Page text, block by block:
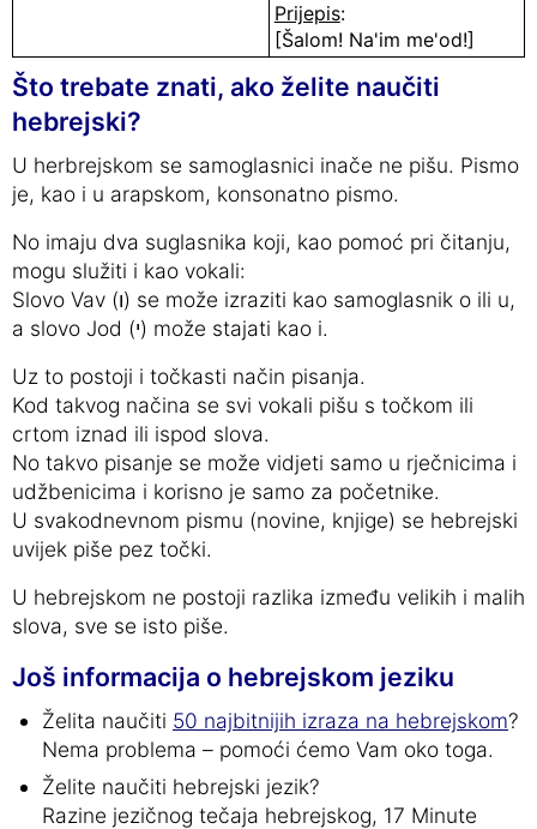
Prijepis:
[Šalom! Na'im me'od!]
Što trebate znati, ako želite naučiti
hebrejski?
U herbrejskom se samoglasnici inače ne pišu. Pismo
je, kao i u arapskom, konsonatno pismo.
No imaju dva suglasnika koji, kao pomoć pri čitanju,
mogu služiti i kao vokali:
Slovo Vav (ו) se može izraziti kao samoglasnik o ili u,
a slovo Jod (י) može stajati kao i.
Uz to postoji i točkasti način pisanja.
Kod takvog načina se svi vokali pišu s točkom ili
crtom iznad ili ispod slova.
No takvo pisanje se može vidjeti samo u rječnicima i
udžbenicima i korisno je samo za početnike.
U svakodnevnom pismu (novine, knjige) se hebrejski
uvijek piše pez točki.
U hebrejskom ne postoji razlika između velikih i malih
slova, sve se isto piše.
Još informacija o hebrejskom jeziku
Želita naučiti 50 najbitnijih izraza na hebrejskom?
Nema problema – pomoći ćemo Vam oko toga.
Želite naučiti hebrejski jezik?
Razine jezičnog tečaja hebrejskog, 17 Minute